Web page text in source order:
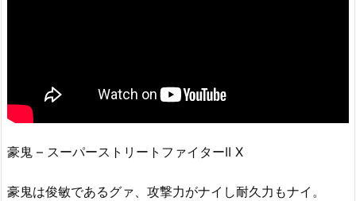
豪鬼 – スーパーストリートファイターII X
豪鬼は俊敏であるグァ、攻撃力がナイし耐久力もナイ。